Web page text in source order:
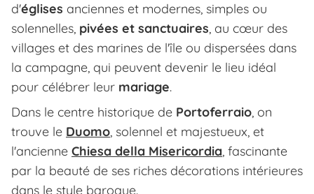
d'églises anciennes et modernes, simples ou
solennelles, pivées et sanctuaires, au cœur des
villages et des marines de l'île ou dispersées dans
la campagne, qui peuvent devenir le lieu idéal
pour célébrer leur mariage.
Dans le centre historique de Portoferraio, on
trouve le Duomo, solennel et majestueux, et
l'ancienne Chiesa della Misericordia, fascinante
par la beauté de ses riches décorations intérieures
dans le style baroque.